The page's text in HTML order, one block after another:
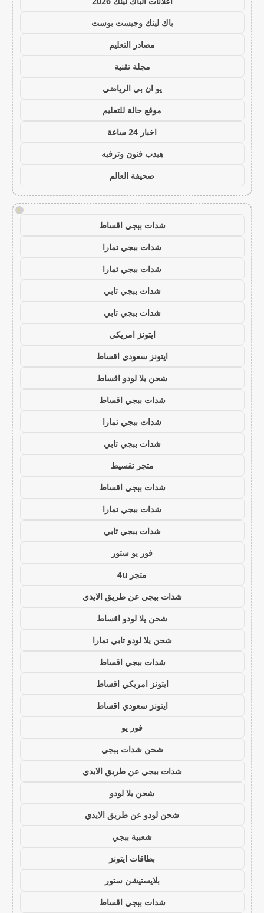
باك لينك وجيست بوست
مصادر التعليم
مجلة تقنية
يو ان بي الرياضي
موقع حالة للتعليم
اخبار 24 ساعة
هيدب فنون وترفيه
صحيفة العالم
!
شدات ببجي اقساط
شدات ببجي تمارا
شدات ببجي تمارا
شدات ببجي تابي
شدات ببجي تابي
ايتونز امريكي
ايتونز سعودي اقساط
شحن يلا لودو اقساط
شدات ببجي اقساط
شدات ببجي تمارا
شدات ببجي تابي
متجر تقسيط
شدات ببجي اقساط
شدات ببجي تمارا
شدات ببجي تابي
فور يو ستور
متجر 4u
شدات ببجي عن طريق الايدي
شحن يلا لودو اقساط
شحن يلا لودو تابي تمارا
شدات ببجي اقساط
ايتونز امريكي اقساط
ايتونز سعودي اقساط
فور يو
شحن شدات ببجي
شدات ببجي عن طريق الايدي
شحن يلا لودو
شحن لودو عن طريق الايدي
شعبية ببجي
بطاقات ايتونز
بلايستيشن ستور
شدات ببجي اقساط